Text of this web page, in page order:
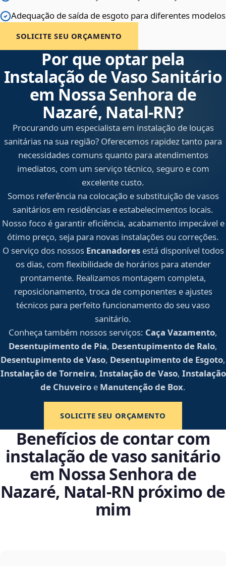
Adequação de saída de esgoto para diferentes modelos
SOLICITE SEU ORÇAMENTO
Por que optar pela
Instalação de Vaso Sanitário
em Nossa Senhora de
Nazaré, Natal‑RN?
Procurando um especialista em instalação de louças
sanitárias na sua região? Oferecemos rapidez tanto para
necessidades comuns quanto para atendimentos
imediatos, com um serviço técnico, seguro e com
excelente custo.
Somos referência na colocação e substituição de vasos
sanitários em residências e estabelecimentos locais.
Nosso foco é garantir eficiência, acabamento impecável e
ótimo preço, seja para novas instalações ou correções.
O serviço dos nossos Encanadoresestá disponível todos
os dias, com flexibilidade de horários para atender
prontamente. Realizamos montagem completa,
reposicionamento, troca de componentes e ajustes
técnicos para perfeito funcionamento do seu vaso
sanitário.
Conheça também nossos serviços: Caça Vazamento,
Desentupimento de Pia, Desentupimento de Ralo,
Desentupimento de Vaso, Desentupimento de Esgoto,
Instalação de Torneira, Instalação de Vaso, Instalação
de Chuveiro e Manutenção de Box.
SOLICITE SEU ORÇAMENTO
Benefícios de contar com
instalação de vaso sanitário
em Nossa Senhora de
Nazaré, Natal‑RN próximo de
mim